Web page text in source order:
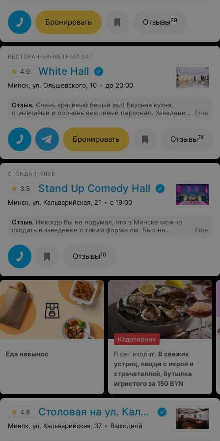
Бронировать Отзывы29
РЕСТОРАН-БАНКЕТНЫЙ ЗАЛ
4.9 White Hall
Минск, ул. Ольшевского, 10 до 20:00
Отзыв. Очень красивый белый зал! Вкусная кухня,
отзывчивый и ооочень вежливый персонал. Заведение
торжество - бесплатно. В общем наши ожидания
оправдались. Спасибо
Еще
Бронировать Отзывы74
СТЕНДАП-КЛУБ
3.5 Stand Up Comedy Hall
Минск, ул. Кальварийская, 21 с 19:00
Отзыв. Никогда бы не подумал, что в Минске можно
сходить в заведение с таким форматом. Был на
обязательно схожу на другие шоу
Еще
Отзывы10
Еда навынос
Квартирник
В сет входит: 8 свежих
устриц, пицца с икрой и
страчетеллой, бутылка
игристого за 150 BYN
4.8 Столовая на ул. Кальварийская,37
Минск, ул. Кальварийская, 37 Выходной